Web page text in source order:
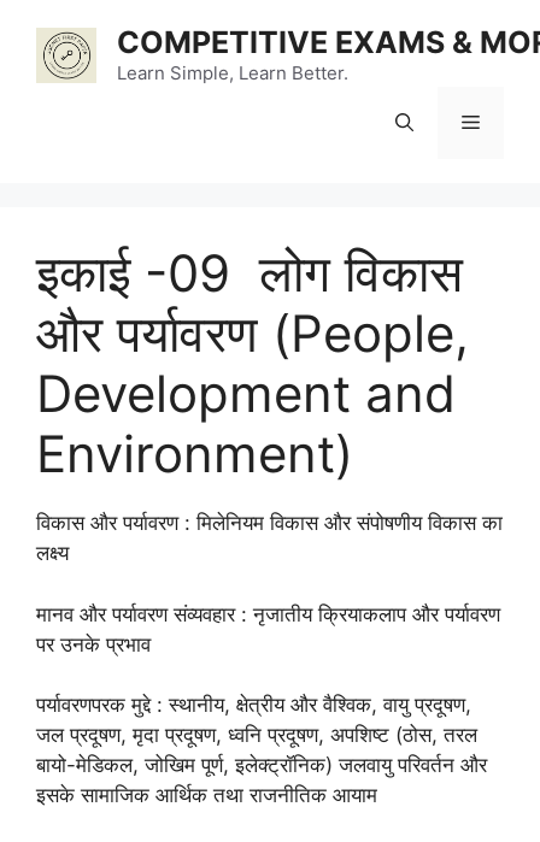
content
COMPETITIVE EXAMS &
Learn Simple, Learn Better.
Menu
इकाई -09 लोग विकास
और पर्यावरण (People,
Development and
Environment)
विकास और पर्यावरण : मिलेनियम विकास और संपोषणीय विकास का
लक्ष्य
मानव और पर्यावरण संव्यवहार : नृजातीय क्रियाकलाप और पर्यावरण
पर उनके प्रभाव
पर्यावरणपरक मुद्दे : स्थानीय, क्षेत्रीय और वैश्विक, वायु प्रदूषण,
जल प्रदूषण, मृदा प्रदूषण, ध्वनि प्रदूषण, अपशिष्ट (ठोस, तरल
बायो-मेडिकल, जोखिम पूर्ण, इलेक्ट्रॉनिक) जलवायु परिवर्तन और
इसके सामाजिक आर्थिक तथा राजनीतिक आयाम